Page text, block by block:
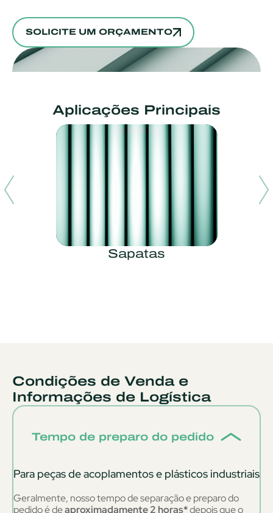
SOLICITE UM ORÇAMENTO
Aplicações Principais
Sapatas
Condições de Venda e
Informações de Logística
Tempo de preparo do pedido
Para peças de acoplamentos e plásticos industriais
Geralmente, nosso tempo de separação e preparo do
pedido é deaproximadamente 2 horas*depois que o